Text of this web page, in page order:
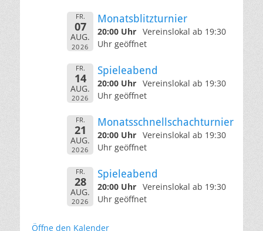
FR.
07
AUG.
2026
Monatsblitzturnier
20:00 Uhr Vereinslokal ab 19:30
Uhr geöffnet
FR.
14
AUG.
2026
Spieleabend
20:00 Uhr Vereinslokal ab 19:30
Uhr geöffnet
FR.
21
AUG.
2026
Monatsschnellschachturnier
20:00 Uhr Vereinslokal ab 19:30
Uhr geöffnet
FR.
28
AUG.
2026
Spieleabend
20:00 Uhr Vereinslokal ab 19:30
Uhr geöffnet
Öffne den Kalender